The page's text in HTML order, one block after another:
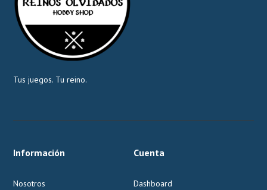
Tus juegos. Tu reino.
Información
Nosotros
Cuenta
Dashboard